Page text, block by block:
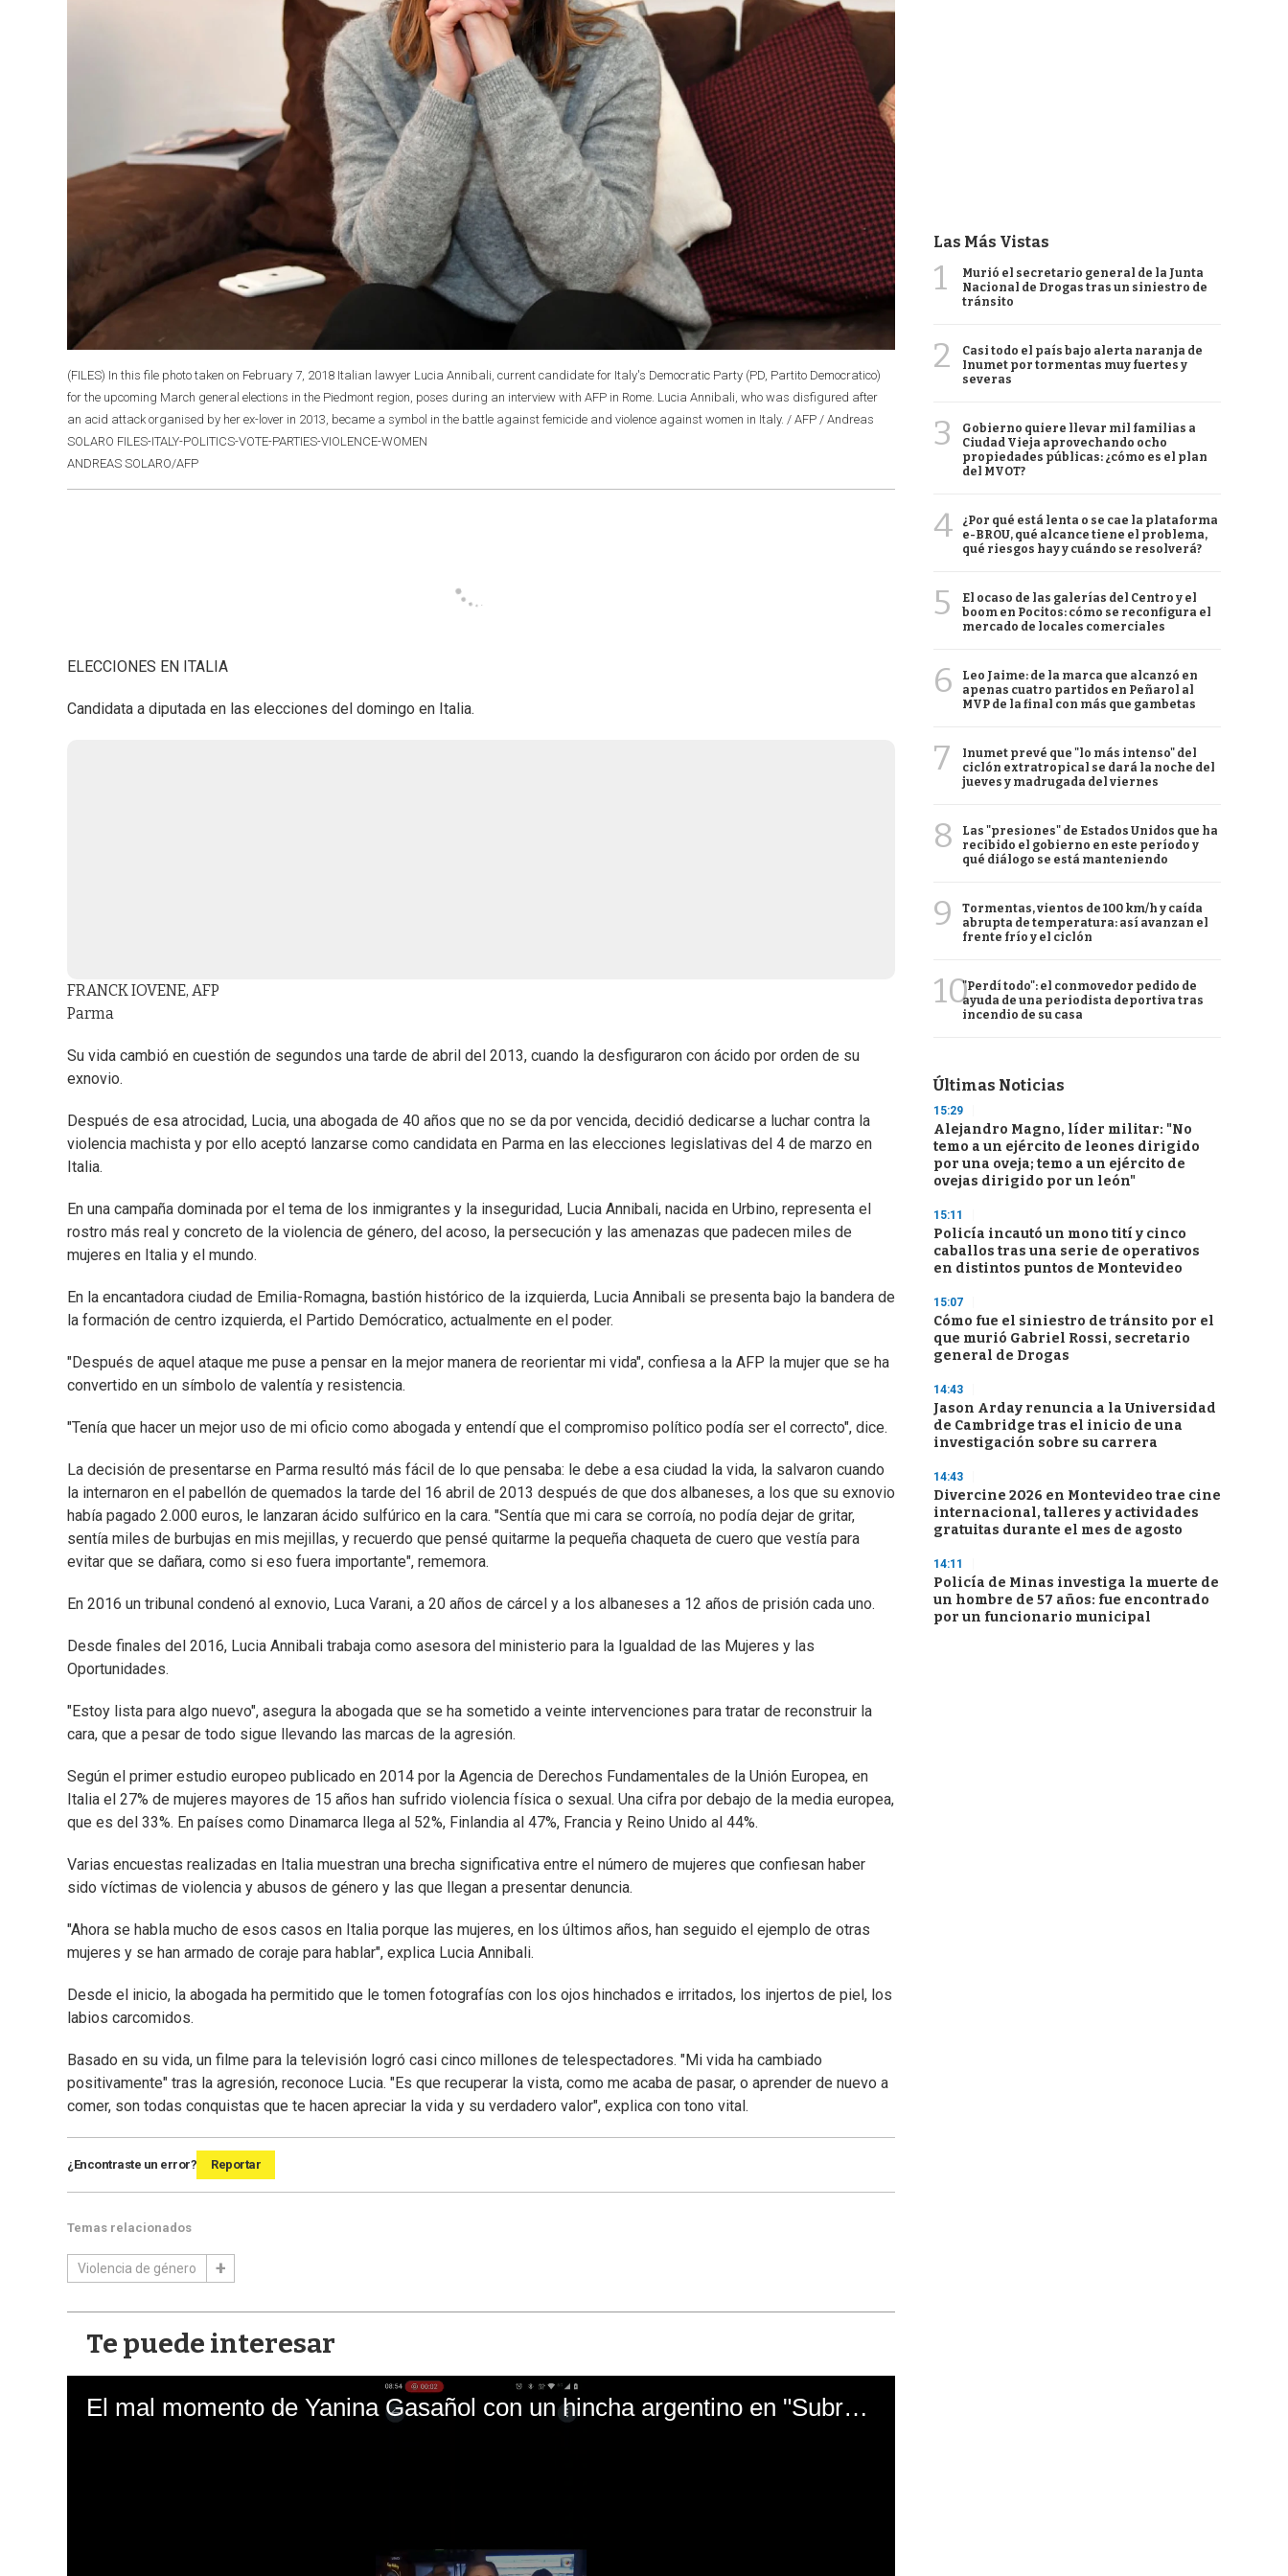
(FILES) In this file photo taken on February 7, 2018 Italian lawyer Lucia Annibali, current candidate for Italy's Democratic Party (PD, Partito Democratico)
for the upcoming March general elections in the Piedmont region, poses during an interview with AFP in Rome. Lucia Annibali, who was disfigured after
an acid attack organised by her ex-lover in 2013, became a symbol in the battle against femicide and violence against women in Italy. / AFP / Andreas
SOLARO FILES-ITALY-POLITICS-VOTE-PARTIES-VIOLENCE-WOMEN
ANDREAS SOLARO/AFP
ELECCIONES EN ITALIA
Candidata a diputada en las elecciones del domingo en Italia.
FRANCK IOVENE, AFP
Parma
Su vida cambió en cuestión de segundos una tarde de abril del 2013, cuando la desfiguraron con ácido por orden de su
exnovio.
Después de esa atrocidad, Lucia, una abogada de 40 años que no se da por vencida, decidió dedicarse a luchar contra la
violencia machista y por ello aceptó lanzarse como candidata en Parma en las elecciones legislativas del 4 de marzo en
Italia.
En una campaña dominada por el tema de los inmigrantes y la inseguridad, Lucia Annibali, nacida en Urbino, representa el
rostro más real y concreto de la violencia de género, del acoso, la persecución y las amenazas que padecen miles de
mujeres en Italia y el mundo.
En la encantadora ciudad de Emilia-Romagna, bastión histórico de la izquierda, Lucia Annibali se presenta bajo la bandera de
la formación de centro izquierda, el Partido Demócratico, actualmente en el poder.
"Después de aquel ataque me puse a pensar en la mejor manera de reorientar mi vida", confiesa a la AFP la mujer que se ha
convertido en un símbolo de valentía y resistencia.
"Tenía que hacer un mejor uso de mi oficio como abogada y entendí que el compromiso político podía ser el correcto", dice.
La decisión de presentarse en Parma resultó más fácil de lo que pensaba: le debe a esa ciudad la vida, la salvaron cuando
la internaron en el pabellón de quemados la tarde del 16 abril de 2013 después de que dos albaneses, a los que su exnovio
había pagado 2.000 euros, le lanzaran ácido sulfúrico en la cara. "Sentía que mi cara se corroía, no podía dejar de gritar,
sentía miles de burbujas en mis mejillas, y recuerdo que pensé quitarme la pequeña chaqueta de cuero que vestía para
evitar que se dañara, como si eso fuera importante", rememora.
En 2016 un tribunal condenó al exnovio, Luca Varani, a 20 años de cárcel y a los albaneses a 12 años de prisión cada uno.
Desde finales del 2016, Lucia Annibali trabaja como asesora del ministerio para la Igualdad de las Mujeres y las
Oportunidades.
"Estoy lista para algo nuevo", asegura la abogada que se ha sometido a veinte intervenciones para tratar de reconstruir la
cara, que a pesar de todo sigue llevando las marcas de la agresión.
Según el primer estudio europeo publicado en 2014 por la Agencia de Derechos Fundamentales de la Unión Europea, en
Italia el 27% de mujeres mayores de 15 años han sufrido violencia física o sexual. Una cifra por debajo de la media europea,
que es del 33%. En países como Dinamarca llega al 52%, Finlandia al 47%, Francia y Reino Unido al 44%.
Varias encuestas realizadas en Italia muestran una brecha significativa entre el número de mujeres que confiesan haber
sido víctimas de violencia y abusos de género y las que llegan a presentar denuncia.
"Ahora se habla mucho de esos casos en Italia porque las mujeres, en los últimos años, han seguido el ejemplo de otras
mujeres y se han armado de coraje para hablar", explica Lucia Annibali.
Desde el inicio, la abogada ha permitido que le tomen fotografías con los ojos hinchados e irritados, los injertos de piel, los
labios carcomidos.
Basado en su vida, un filme para la televisión logró casi cinco millones de telespectadores. "Mi vida ha cambiado
positivamente" tras la agresión, reconoce Lucia. "Es que recuperar la vista, como me acaba de pasar, o aprender de nuevo a
comer, son todas conquistas que te hacen apreciar la vida y su verdadero valor", explica con tono vital.
¿Encontraste un error? Reportar
Temas relacionados
Violencia de género
Te puede interesar
El mal momento de Yanina Gasañol con un hincha argentino en "Subrayado"
Las Más Vistas
1
Murió el secretario general de la Junta
Nacional de Drogas tras un siniestro de
tránsito
2
Casi todo el país bajo alerta naranja de
Inumet por tormentas muy fuertes y
severas
3
Gobierno quiere llevar mil familias a
Ciudad Vieja aprovechando ocho
propiedades públicas: ¿cómo es el plan
del MVOT?
4
¿Por qué está lenta o se cae la plataforma
e-BROU, qué alcance tiene el problema,
qué riesgos hay y cuándo se resolverá?
5
El ocaso de las galerías del Centro y el
boom en Pocitos: cómo se reconfigura el
mercado de locales comerciales
6
Leo Jaime: de la marca que alcanzó en
apenas cuatro partidos en Peñarol al
MVP de la final con más que gambetas
7
Inumet prevé que "lo más intenso" del
ciclón extratropical se dará la noche del
jueves y madrugada del viernes
8
Las "presiones" de Estados Unidos que ha
recibido el gobierno en este período y
qué diálogo se está manteniendo
9
Tormentas, vientos de 100 km/h y caída
abrupta de temperatura: así avanzan el
frente frío y el ciclón
10"Perdí todo": el conmovedor pedido de
ayuda de una periodista deportiva tras
incendio de su casa
Últimas Noticias
15:29
Alejandro Magno, líder militar: "No
temo a un ejército de leones dirigido
por una oveja; temo a un ejército de
ovejas dirigido por un león"
15:11
Policía incautó un mono tití y cinco
caballos tras una serie de operativos
en distintos puntos de Montevideo
15:07
Cómo fue el siniestro de tránsito por el
que murió Gabriel Rossi, secretario
general de Drogas
14:43
Jason Arday renuncia a la Universidad
de Cambridge tras el inicio de una
investigación sobre su carrera
14:43
Divercine 2026 en Montevideo trae cine
internacional, talleres y actividades
gratuitas durante el mes de agosto
14:11
Policía de Minas investiga la muerte de
un hombre de 57 años: fue encontrado
por un funcionario municipal